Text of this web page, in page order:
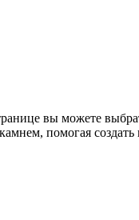
вы можете
помогая